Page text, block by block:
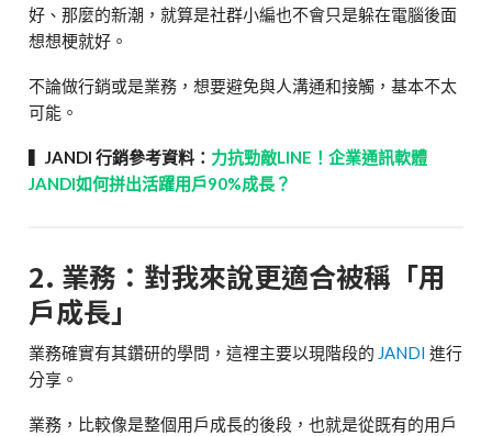
好、那麼的新潮，就算是社群小編也不會只是躲在電腦後面
想想梗就好。
不論做行銷或是業務，想要避免與人溝通和接觸，基本不太
可能。
▍JANDI 行銷參考資料： 力抗勁敵LINE！企業通訊軟體
JANDI如何拼出活躍用戶90%成長？
2. 業務：對我來說更適合被稱「用
戶成長」
業務確實有其鑽研的學問，這裡主要以現階段的 JANDI 進行
分享。
業務，比較像是整個用戶成長的後段，也就是從既有的用戶